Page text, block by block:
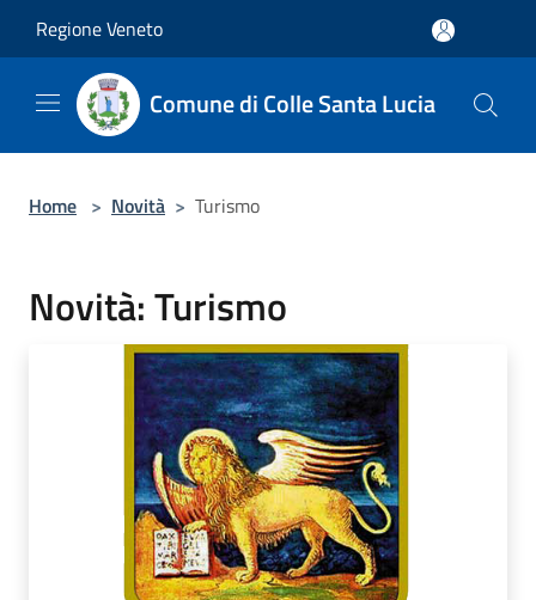
Regione Veneto
Comune di Colle Santa Lucia
Home > Novità > Turismo
Novità: Turismo